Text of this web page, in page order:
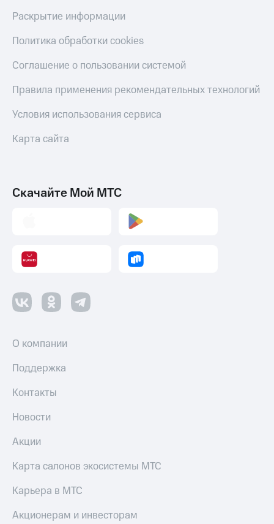
Раскрытие информации
Политика обработки cookies
Соглашение о пользовании системой
Правила применения рекомендательных технологий
Условия использования сервиса
Карта сайта
Скачайте Мой МТС
О компании
Поддержка
Контакты
Новости
Акции
Карта салонов экосистемы МТС
Карьера в МТС
Акционерам и инвесторам